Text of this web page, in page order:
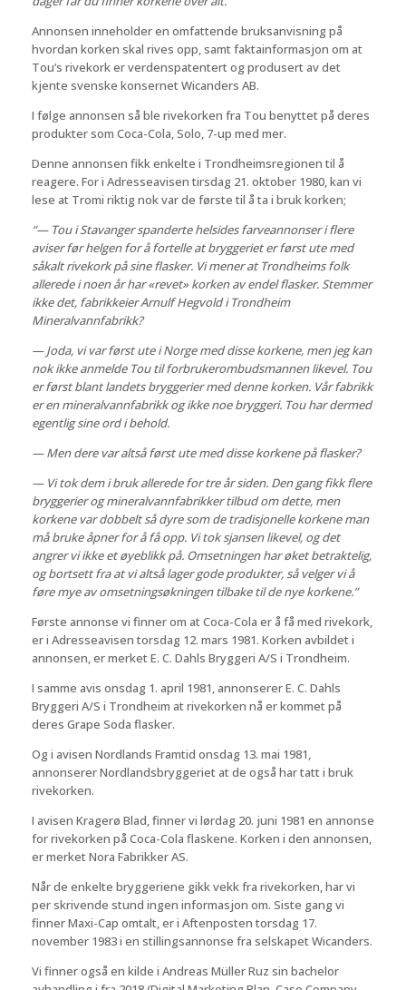
Annonsen inneholder en omfattende bruksanvisning på
hvordan korken skal rives opp, samt faktainformasjon om at
Tou’s rivekork er verdenspatentert og produsert av det
kjente svenske konsernet Wicanders AB.
I følge annonsen så ble rivekorken fra Tou benyttet på deres
produkter som Coca-Cola, Solo, 7-up med mer.
Denne annonsen fikk enkelte i Trondheimsregionen til å
reagere. For i Adresseavisen tirsdag 21. oktober 1980, kan vi
lese at Tromi riktig nok var de første til å ta i bruk korken;
“— Tou i Stavanger spanderte helsides farveannonser i flere
aviser før helgen for å fortelle at bryggeriet er først ute med
såkalt rivekork på sine flasker. Vi mener at Trondheims folk
allerede i noen år har «revet» korken av endel flasker. Stemmer
ikke det, fabrikkeier Arnulf Hegvold i Trondheim
Mineralvannfabrikk?
— Joda, vi var først ute i Norge med disse korkene, men jeg kan
nok ikke anmelde Tou til forbrukerombudsmannen likevel. Tou
er først blant landets bryggerier med denne korken. Vår fabrikk
er en mineralvannfabrikk og ikke noe bryggeri. Tou har dermed
egentlig sine ord i behold.
— Men dere var altså først ute med disse korkene på flasker?
— Vi tok dem i bruk allerede for tre år siden. Den gang fikk flere
bryggerier og mineralvannfabrikker tilbud om dette, men
korkene var dobbelt så dyre som de tradisjonelle korkene man
må bruke åpner for å få opp. Vi tok sjansen likevel, og det
angrer vi ikke et øyeblikk på. Omsetningen har øket betraktelig,
og bortsett fra at vi altså lager gode produkter, så velger vi å
føre mye av omsetningsøkningen tilbake til de nye korkene.”
Første annonse vi finner om at Coca-Cola er å få med rivekork,
er i Adresseavisen torsdag 12. mars 1981. Korken avbildet i
annonsen, er merket E. C. Dahls Bryggeri A/S i Trondheim.
I samme avis onsdag 1. april 1981, annonserer E. C. Dahls
Bryggeri A/S i Trondheim at rivekorken nå er kommet på
deres Grape Soda flasker.
Og i avisen Nordlands Framtid onsdag 13. mai 1981,
annonserer Nordlandsbryggeriet at de også har tatt i bruk
rivekorken.
I avisen Kragerø Blad, finner vi lørdag 20. juni 1981 en annonse
for rivekorken på Coca-Cola flaskene. Korken i den annonsen,
er merket Nora Fabrikker AS.
Når de enkelte bryggeriene gikk vekk fra rivekorken, har vi
per skrivende stund ingen informasjon om. Siste gang vi
finner Maxi-Cap omtalt, er i Aftenposten torsdag 17.
november 1983 i en stillingsannonse fra selskapet Wicanders.
Vi finner også en kilde i Andreas Müller Ruz sin bachelor